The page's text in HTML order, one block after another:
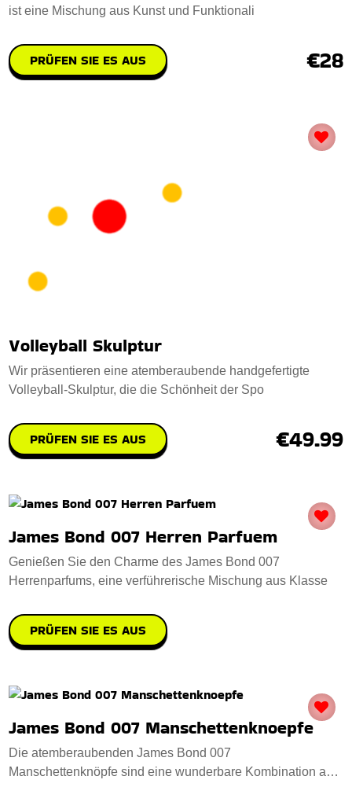
Die elegante, handgefertigte Volleyball LED-Tischleuchte
ist eine Mischung aus Kunst und Funktionali
Volleyball Skulptur
Wir präsentieren eine atemberaubende handgefertigte